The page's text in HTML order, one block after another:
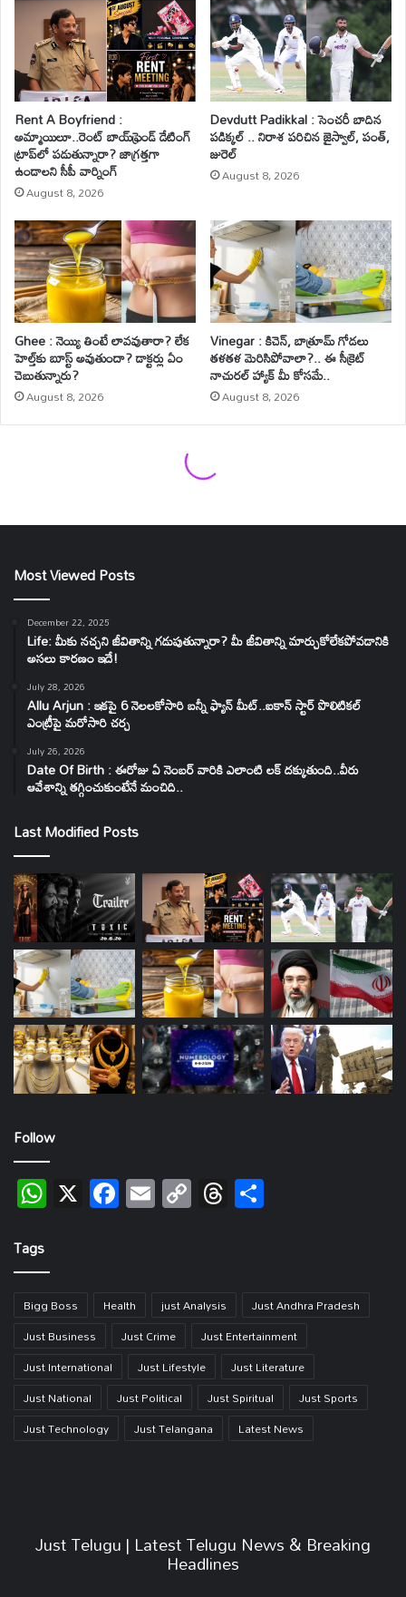
Most Viewed Posts
December 22, 2025
Life: మీకు నచ్చని జీవితాన్ని గడుపుతున్నారా? మీ జీవితాన్ని మార్చుకోలేకపోవడానికి
అసలు కారణం ఇదే!
July 28, 2026
Allu Arjun : ఇకపై 6 నెలలకోసారి బన్నీ ఫ్యాన్ మీట్..ఐకాన్ స్టార్ పొలిటికల్
ఎంట్రీపై మరోసారి చర్చ
July 26, 2026
Date Of Birth : ఈరోజు ఏ నెంబర్ వారికి ఎలాంటి లక్ దక్కుతుంది..వీరు
ఆవేశాన్ని తగ్గించుకుంటేనే మంచిది..
Last Modified Posts
Follow
WhatsApp
X Facebook
EmailCopy
Link
Threads
Tags
Bigg Boss Health just Analysis
Just Andhra Pradesh
Just Business
Just Crime
Just Entertainment
Just International
Just Lifestyle
Just Literature
Just National
Just Political Just Spiritual
Just Sports
Just Technology
Just Telangana Latest News
Just Telugu | Latest Telugu News & Breaking
Headlines